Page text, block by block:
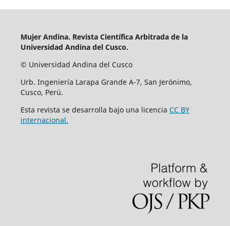
Mujer Andina. Revista Científica Arbitrada de la
Universidad Andina del Cusco.
© Universidad Andina del Cusco
Urb. Ingeniería Larapa Grande A-7, San Jerónimo,
Cusco, Perú.
Esta revista se desarrolla bajo una licencia CC BY
internacional.